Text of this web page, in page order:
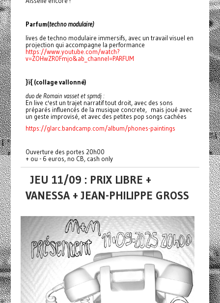
Parfum(techno modulaire)
lives de techno modulaire immersifs, avec un travail visuel en
projection qui accompagne la performance
https://www.youtube.com/watch?
v=ZOHwZR0Fmjo&ab_channel=PARFUM
}ï{ (collage vallonné)
duo de Romain vasset et spmdj :
En live c'est un trajet narratif tout droit, avec des sons
préparés influencés de la musique concrete, mais joué avec
un geste improvisé, et avec des petites pop songs cachées
https://glarc.bandcamp.com/album/phones-paintings
Ouverture des portes 20h00
+ ou - 6 euros, no CB, cash only
JEU 11/09 : PRIX LIBRE +
VANESSA + JEAN-PHILIPPE GROSS